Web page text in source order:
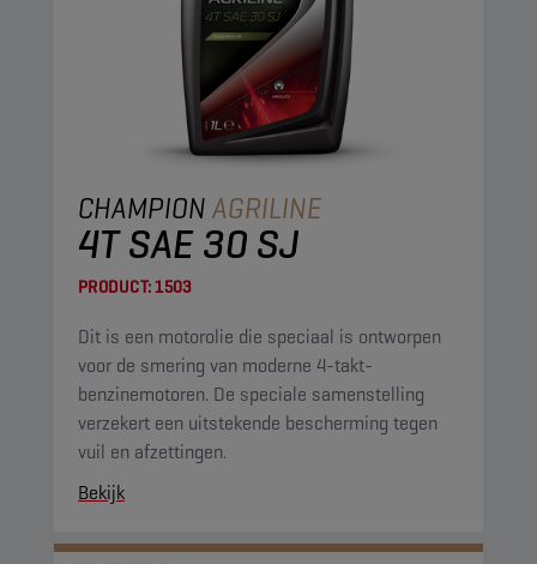
CHAMPIONAGRILINE
4T SAE 30 SJ
PRODUCT:1503
Dit is een motorolie die speciaal is ontworpen
voor de smering van moderne 4-takt-
benzinemotoren. De speciale samenstelling
verzekert een uitstekende bescherming tegen
vuil en afzettingen.
Bekijk